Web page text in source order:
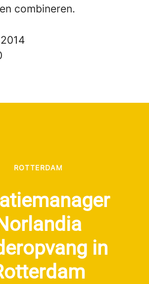
combineren.
2014
ROTTERDAM
in